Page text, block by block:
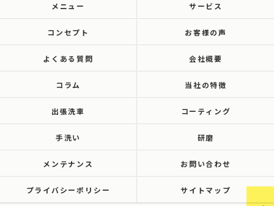
メニュー サービス
コンセプト お客様の声
よくある質問 会社概要
コラム 当社の特徴
出張洗車 コーティング
手洗い 研磨
メンテナンス お問い合わせ
プライバシーポリシー サイトマップ